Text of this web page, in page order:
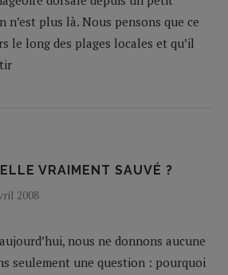
n’est plus là. Nous pensons que ce
le long des plages locales et qu’il
VRAIMENT SAUVÉ ?
2008
nous ne donnons aucune
seulement une question : pourquoi